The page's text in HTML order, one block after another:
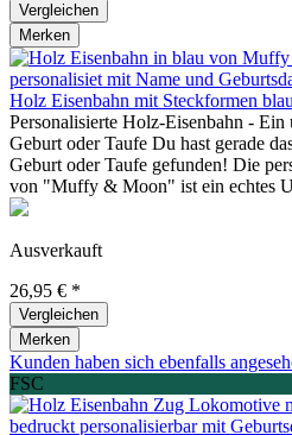
Vergleichen
Merken
Holz Eisenbahn mit Steckformen
Personalisierte Holz-Eisenbahn - Ein
Geburt oder Taufe Du hast gerade
Geburt oder Taufe gefunden! Die
von "Muffy & Moon" ist ein echtes
Ausverkauft
26,95 € *
Vergleichen
Merken
Kunden haben sich ebenfalls
FSC